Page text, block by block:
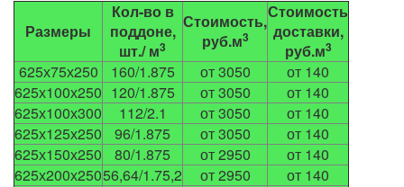
Размеры
Кол-во в
поддоне,
шт./ м3
Стоимость,
руб.м3
Стоимость
доставки,
руб.м3
625х75х250 160/1.875 от 3050
от 140
625х100х250 120/1.875 от 3050
от 140
625х100х300
112/2.1 от 3050
от 140
625х125х250
96/1.875 от 3050
от 140
625х150х250
80/1.875 от 2950
от 140
625х200х25056,64/1.75,2 от 2950
от 140